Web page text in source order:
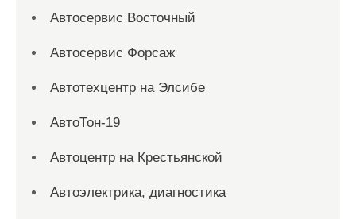
Автосервис Восточный
Автосервис Форсаж
Автотехцентр на Элсибе
АвтоТон-19
Автоцентр на Крестьянской
Автоэлектрика, диагностика